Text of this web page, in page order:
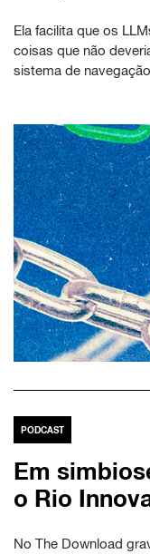
Ela facilita que os
coisas que não
sistema de
PODCAST
Em
o Rio
No The Download